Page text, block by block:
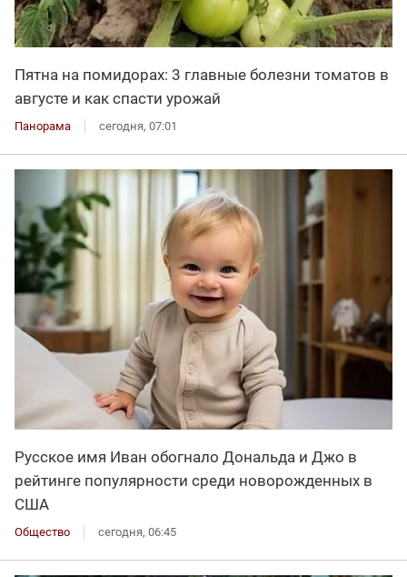
Пятна на помидорах: 3 главные болезни томатов в
августе и как спасти урожай
Панорама сегодня, 07:01
Русское имя Иван обогнало Дональда и Джо в
рейтинге популярности среди новорожденных в
США
Общество сегодня, 06:45